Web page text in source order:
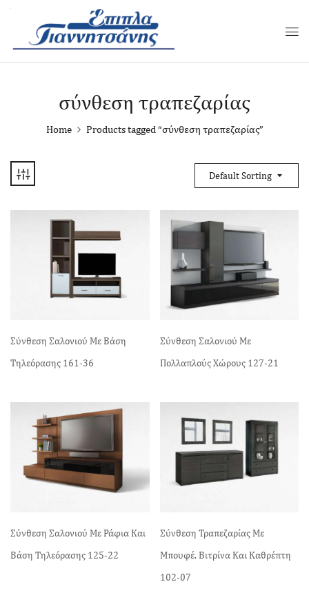
σύνθεση τραπεζαρίας
Home Products tagged “σύνθεση τραπεζαρίας”
Default Sorting
Σύνθεση Σαλονιού Με Βάση
Τηλεόρασης 161-36
Σύνθεση Σαλονιού Με
Πολλαπλούς Χώρους 127-21
Σύνθεση Σαλονιού Με Ράφια Και
Βάση Τηλεόρασης 125-22
Σύνθεση Τραπεζαρίας Με
Μπουφέ, Βιτρίνα Και Καθρέπτη
102-07